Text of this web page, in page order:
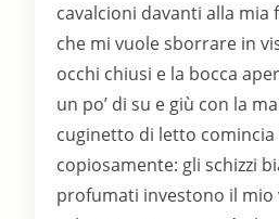
cavalcioni davanti alla mia
che mi vuole sborrare in
occhi chiusi e la bocca
un po’ di su e giù con la
cuginetto di letto
copiosamente: gli schizzi
profumati investono il